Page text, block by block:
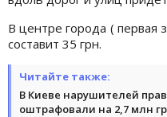
В центре города ( первая
составит 35 грн.
Читайте также:
В Киеве нарушителей
оштрафовали на 2,7 млн